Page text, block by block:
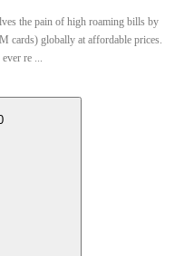
the pain of high roaming bills by
cards) globally at affordable prices.
re ...